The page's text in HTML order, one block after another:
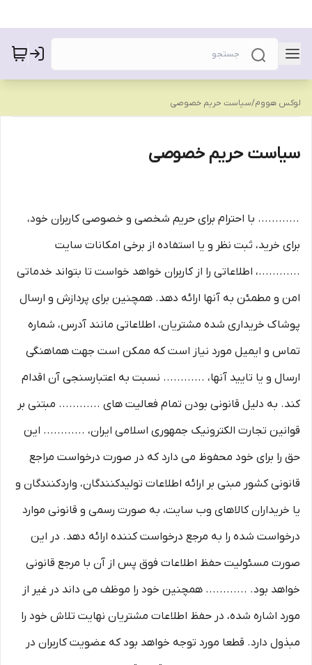
لوکس هووم/سیاست حریم خصوصی
سیاست حریم خصوصی
............ با احترام برای حریم شخصی و خصوصی کاربران خود،
برای خرید، ثبت نظر و یا استفاده از برخی امکانات سایت
............، اطلاعاتی را از کاربران خواهد خواست تا بتواند خدماتی
امن و مطمئن به آنها ارائه دهد. همچنین برای پردازش و ارسال
پوشاک خریداری شده مشتریان، اطلاعاتی مانند آدرس، شماره
تماس و ایمیل مورد نیاز است که ممکن است جهت هماهنگی
ارسال و یا تایید آنها، ............ نسبت به اعتبارسنجی آن اقدام
کند. به دلیل قانونی بودن تمام فعالیت های ............ مبتنی بر
قوانین تجارت الکترونیک جمهوری اسلامی ایران، ............ این
حق را برای خود محفوظ می دارد که در صورت درخواست مراجع
قانونی کشور مبنی بر ارائه اطلاعات تولیدکنندگان، واردکنندگان و
یا خریداران کالاهای وب سایت، به صورت رسمی و قانونی موارد
درخواست شده را به مرجع درخواست کننده ارائه دهد. در این
صورت مسئولیت حفظ اطلاعات فوق پس از آن با مرجع قانونی
خواهد بود. ............ همچنین خود را موظف می داند در غیر از
مورد اشاره شده، در حفظ اطلاعات مشتریان نهایت تلاش خود را
مبذول دارد. قطعا مورد توجه خواهد بود که عضویت کاربران در